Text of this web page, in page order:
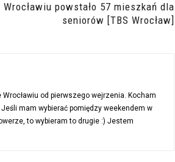
Wrocławiu powstało 57 mieszkań dla
seniorów [TBS Wrocław]
od pierwszego wejrzenia. Kocham
mam wybierać pomiędzy weekendem w
to wybieram to drugie :) Jestem